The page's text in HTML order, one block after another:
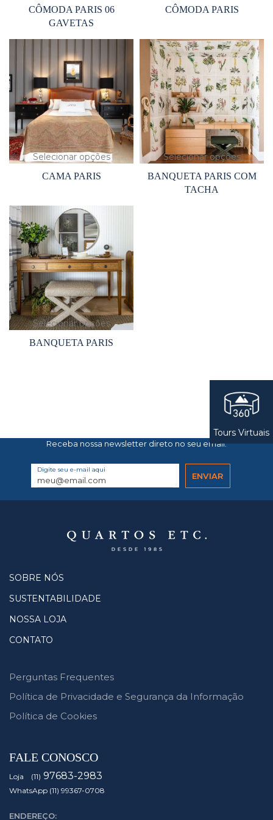
CÔMODA PARIS 06
GAVETAS
CÔMODA PARIS
Selecionar opções
CAMA PARIS
Selecionar opções
BANQUETA PARIS COM
TACHA
Selecionar opções
BANQUETA PARIS
Receba nossa newsletter direto no seu email.
Digite seu e-mail aqui
SOBRE NÓS
SUSTENTABILIDADE
NOSSA LOJA
CONTATO
Perguntas Frequentes
Política de Privacidade e Segurança da Informação
Política de Cookies
FALE CONOSCO
Loja (11) 97683-2983
WhatsApp (11) 99367-0708
ENDEREÇO:
Tours Virtuais